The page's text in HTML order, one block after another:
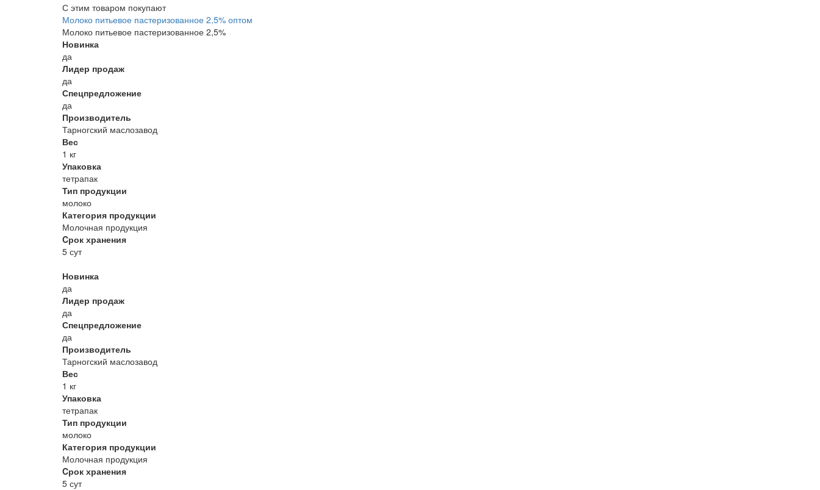
С этим товаром покупают
Молоко питьевое пастеризованное 2,5% оптом
Молоко питьевое пастеризованное 2,5%
Новинка
да
Лидер продаж
да
Спецпредложение
да
Производитель
Тарногский маслозавод
Вес
1 кг
Упаковка
тетрапак
Тип продукции
молоко
Категория продукции
Молочная продукция
Cрок хранения
5 сут
Новинка
да
Лидер продаж
да
Спецпредложение
да
Производитель
Тарногский маслозавод
Вес
1 кг
Упаковка
тетрапак
Тип продукции
молоко
Категория продукции
Молочная продукция
Cрок хранения
5 сут